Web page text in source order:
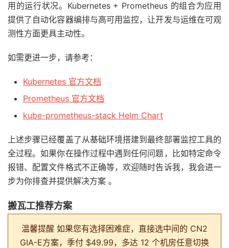
用的运行状况。Kubernetes + Prometheus 的组合为应用
提供了自动化容器编排与高可用监控，让开发与运维在可观
测性方面更具主动性。
如需更进一步，请参考：
Kubernetes 官方文档
Prometheus 官方文档
kube-prometheus-stack Helm Chart
上述步骤已经覆盖了从基础环境搭建到最终部署监控工具的
全过程。如果你在操作过程中遇到任何问题，比如特定命令
报错、配置文件格式不正确等，欢迎随时告诉我，我会进一
步为你排查并提供解决方案 。
搬瓦工推荐方案
温馨提醒 如果您有选择困难症，直接选中间的 CN2
GIA-E方案，季付 $49.99，多达 12 个机房任意切换